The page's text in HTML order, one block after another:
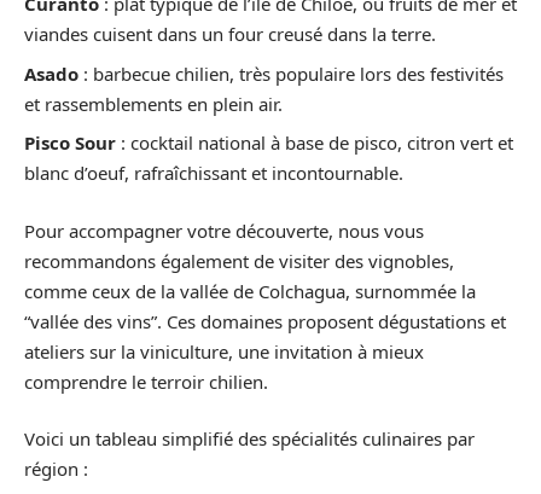
viandes cuisent dans un four creusé dans la terre.
Asado : barbecue chilien, très populaire lors des festivités
et rassemblements en plein air.
Pisco Sour : cocktail national à base de pisco, citron vert et
blanc d’oeuf, rafraîchissant et incontournable.
Pour accompagner votre découverte, nous vous
recommandons également de visiter des vignobles,
comme ceux de la vallée de Colchagua, surnommée la
“vallée des vins”. Ces domaines proposent dégustations et
ateliers sur la viniculture, une invitation à mieux
comprendre le terroir chilien.
Voici un tableau simplifié des spécialités culinaires par
région :